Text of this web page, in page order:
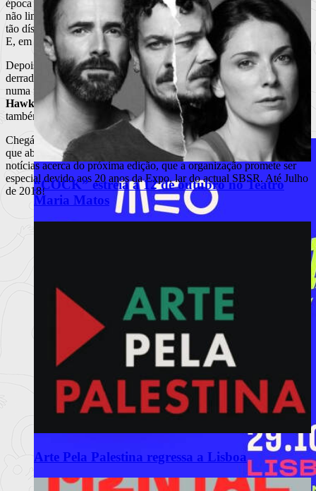
“COCK” estreia a 12 de outubro no Teatro
Maria Matos
Arte Pela Palestina regressa a Lisboa
época dourada já ter esgotado há muitos calendários, Fatboy Slim
não limita o seu
ao seu espólio, fazendo ouvir temas de nomes
tão díspares e inusitados como Queen, Ramones ou House of Pain.
E, em nossa opinião, tal opção fere gravemente a sua qualidade.
Depois de mais uma ida às boxes, para retemperar o corpo para o
derradeiro troço do festival, subimos à sala do palco Carslberg,
numa final onde reinaram as batidas potentes do britânicoMarquis
Hawkes, numa prestação que soou demasiado homogénea, e da
também britânicaMonki,responsável pela editora Zoo Music.
Chegávamos então ao término de mais um Super Bock Super Rock,
que abrigou nomes para todos os gostos, e ficamos à espera de
notícias acerca do próxima edição, que a organização promete ser
especial devido aos 20 anos da Expo, lar do actual SBSR. Até Julho
de 2018!